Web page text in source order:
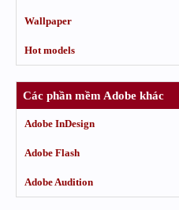
Wallpaper
Hot models
Các phần mềm Adobe khác
Adobe InDesign
Adobe Flash
Adobe Audition